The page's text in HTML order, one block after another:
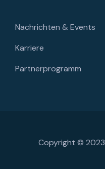
Nachrichten & Events
Karriere
Partnerprogramm
Copyright © 2023